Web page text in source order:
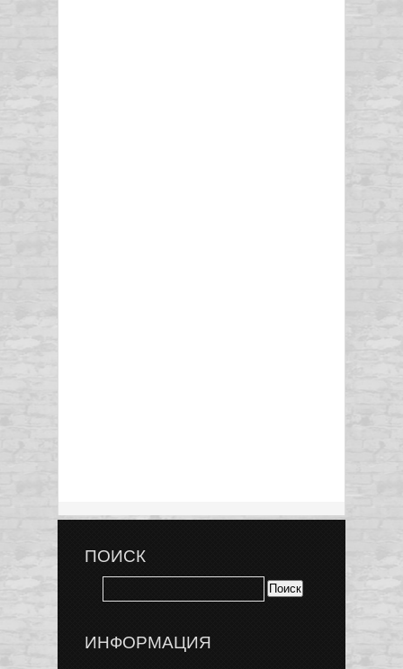
ПОИСК
ИНФОРМАЦИЯ